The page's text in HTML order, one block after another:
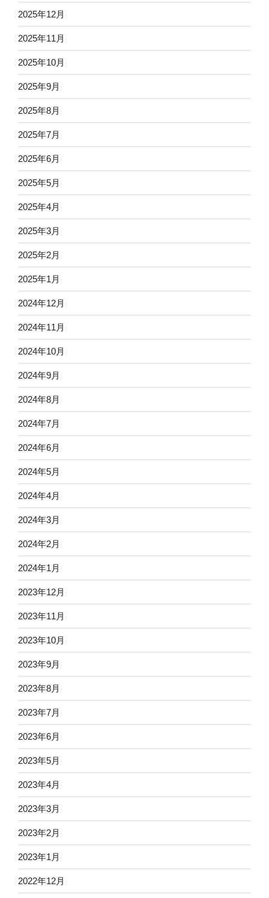
2025年12月
2025年11月
2025年10月
2025年9月
2025年8月
2025年7月
2025年6月
2025年5月
2025年4月
2025年3月
2025年2月
2025年1月
2024年12月
2024年11月
2024年10月
2024年9月
2024年8月
2024年7月
2024年6月
2024年5月
2024年4月
2024年3月
2024年2月
2024年1月
2023年12月
2023年11月
2023年10月
2023年9月
2023年8月
2023年7月
2023年6月
2023年5月
2023年4月
2023年3月
2023年2月
2023年1月
2022年12月